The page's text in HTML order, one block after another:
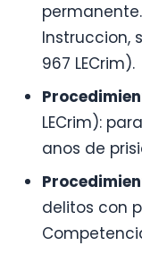
Instruccion,
967 LECrim).
LECrim):
anos de
delitos con